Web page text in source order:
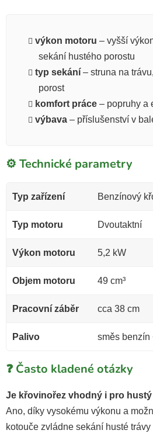
výkon motoru – vyšší
sekání hustého porostu
typ sekání – struna na
porost
komfort práce – popruhy a
výbava – příslušenství v
⚙️ Technické parametry
Typ zařízení Benzínový
Typ motoru Dvoutaktní
Výkon motoru 5,2 kW
Objem motoru 49 cm³
Pracovní záběr cca 38 cm
Palivo směs benzín
❓ Často kladené otázky
Je křovinořez vhodný i pro
Ano, díky vysokému výkonu a
kotouče zvládne sekání husté